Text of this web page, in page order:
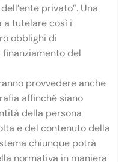
privato”. Una
a tutelare così i
obblighi di
del
provvedere anche
affinché siano
della persona
e del contenuto della
chiunque potrà
normativa in maniera